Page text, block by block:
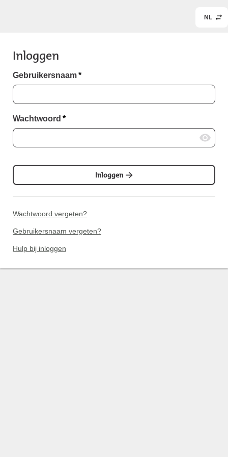
NL
Inloggen
Gebruikersnaam*
Wachtwoord *
Inloggen
Wachtwoord vergeten?
Gebruikersnaam vergeten?
Hulp bij inloggen